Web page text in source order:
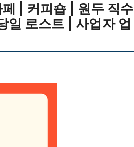
| 커피숍 | 원두 직수
일 로스트 | 사업자 업